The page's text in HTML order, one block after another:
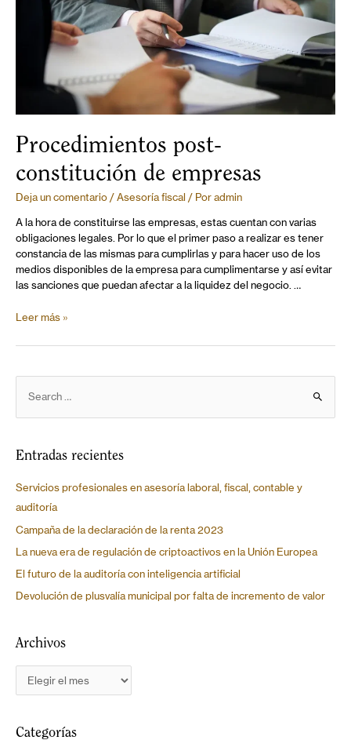
Procedimientos post-
constitución de empresas
Deja un comentario / Asesoría fiscal / Por admin
A la hora de constituirse las empresas, estas cuentan con varias
obligaciones legales. Por lo que el primer paso a realizar es tener
constancia de las mismas para cumplirlas y para hacer uso de los
medios disponibles de la empresa para cumplimentarse y así evitar
las sanciones que puedan afectar a la liquidez del negocio. …
Leer más »
Entradas recientes
Servicios profesionales en asesoría laboral, fiscal, contable y
auditoría
Campaña de la declaración de la renta 2023
La nueva era de regulación de criptoactivos en la Unión Europea
El futuro de la auditoría con inteligencia artificial
Devolución de plusvalía municipal por falta de incremento de valor
Archivos
Categorías